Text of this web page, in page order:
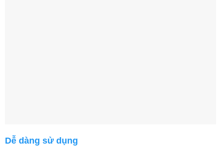
Dễ dàng sử dụng